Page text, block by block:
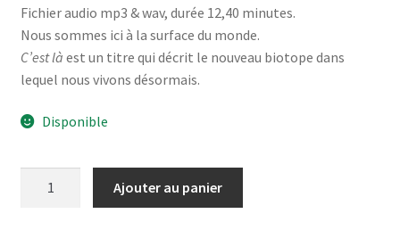
Fichier audio mp3 & wav, durée 12,40 minutes.
Nous sommes ici à la surface du monde.
C’est là est un titre qui décrit le nouveau biotope dans
lequel nous vivons désormais.
Disponible
Ajouter au panier